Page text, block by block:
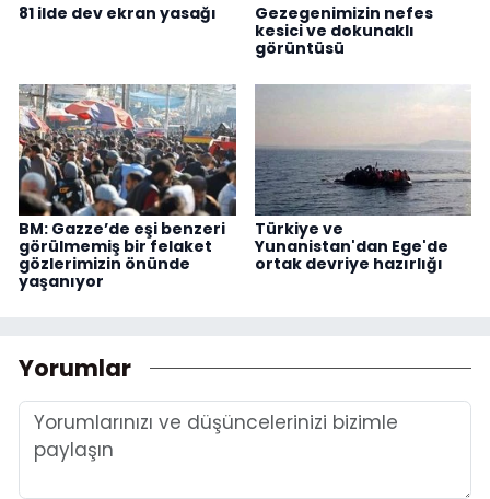
81 ilde dev ekran yasağı
Gezegenimizin nefes
kesici ve dokunaklı
görüntüsü
BM: Gazze’de eşi benzeri
görülmemiş bir felaket
gözlerimizin önünde
yaşanıyor
Türkiye ve
Yunanistan'dan Ege'de
ortak devriye hazırlığı
Yorumlar